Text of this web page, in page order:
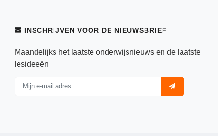
INSCHRIJVEN VOOR DE NIEUWSBRIEF
Maandelijks het laatste onderwijsnieuws en de laatste
lesideeën